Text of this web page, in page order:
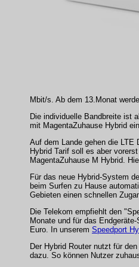
Mbit/s. Ab dem 13.Monat
Die individuelle Bandbreite ist
mit MagentaZuhause Hybrid
Auf dem Lande gehen die LTE
Hybrid Tarif soll es aber
MagentaZuhause M Hybrid.
Für das neue Hybrid-System
beim Surfen zu Hause
Gebieten einen schnellen
Die Telekom empfiehlt den
Monate und für das
Euro. In unserem Speedport
Der Hybrid Router nutzt für
dazu. So können Nutzer